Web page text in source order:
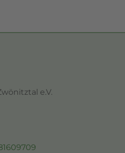
e.V.